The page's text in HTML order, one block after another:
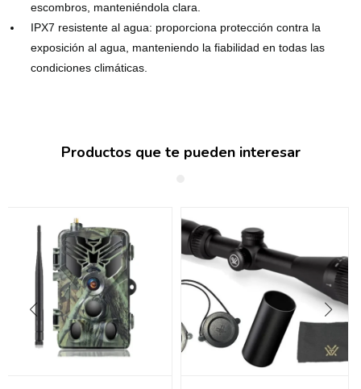
escombros, manteniéndola clara.
IPX7 resistente al agua: proporciona protección contra la
exposición al agua, manteniendo la fiabilidad en todas las
condiciones climáticas.
Productos que te pueden interesar